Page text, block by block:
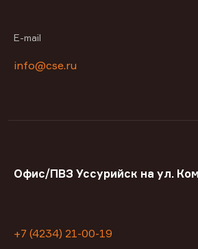
E-mail
info@cse.ru
Офис/ПВЗ Уссурийск на ул.
+7 (4234) 21-00-19